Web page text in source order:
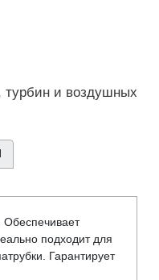
турбин и воздушных
подходит для
Гарантирует